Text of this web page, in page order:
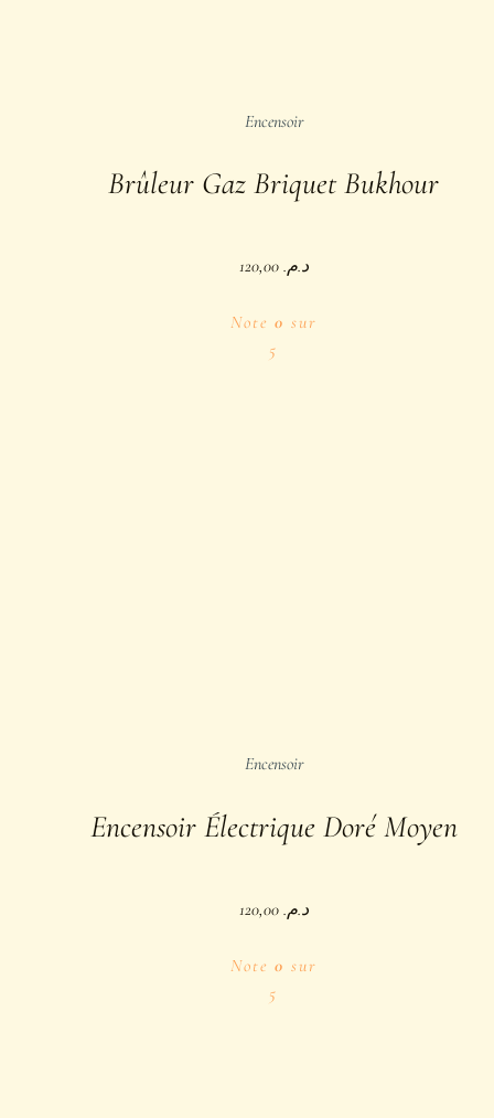
Encensoir
Brûleur Gaz Briquet Bukhour
د.م. 120,00
Note 0 sur
5
Encensoir
Encensoir Électrique Doré Moyen
د.م. 120,00
Note 0 sur
5